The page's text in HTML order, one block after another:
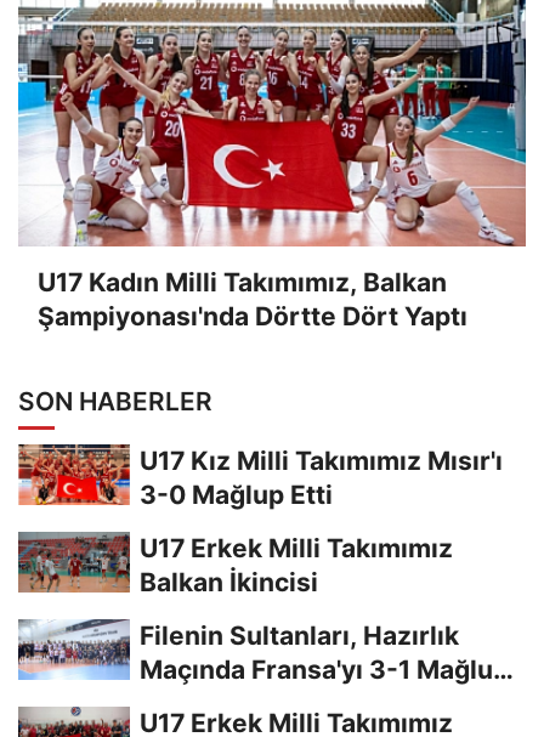
U17 Kadın Milli Takımımız, Balkan
Şampiyonası'nda Dörtte Dört Yaptı
SON HABERLER
U17 Kız Milli Takımımız Mısır'ı
3-0 Mağlup Etti
U17 Erkek Milli Takımımız
Balkan İkincisi
Filenin Sultanları, Hazırlık
Maçında Fransa'yı 3-1 Mağlup
U17 Erkek Milli Takımımız